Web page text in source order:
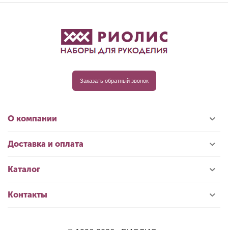
Заказать обратный звонок
О компании
Доставка и оплата
Каталог
Контакты